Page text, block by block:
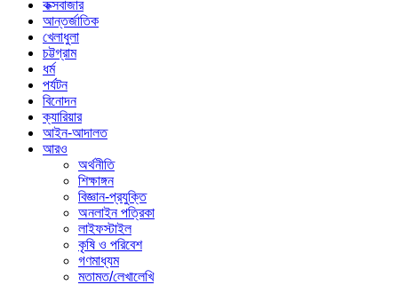
কক্সবাজার
আন্তর্জাতিক
খেলাধুলা
চট্টগ্রাম
ধর্ম
পর্যটন
বিনোদন
ক্যারিয়ার
আইন-আদালত
আরও
অর্থনীতি
শিক্ষাঙ্গন
বিজ্ঞান-প্রযুক্তি
অনলাইন পত্রিকা
লাইফস্টাইল
কৃষি ও পরিবেশ
গণমাধ্যম
মতামত/লেখালেখি